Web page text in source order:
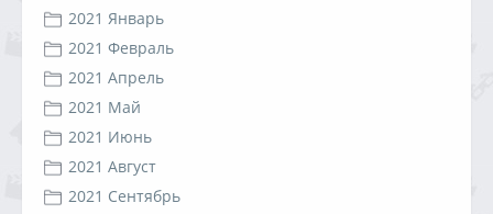
2021 Январь
2021 Февраль
2021 Апрель
2021 Май
2021 Июнь
2021 Август
2021 Сентябрь